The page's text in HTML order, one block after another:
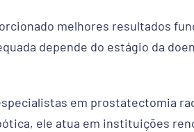
melhores resultados
depende do estágio da
em prostatectomia
ele atua em instituições